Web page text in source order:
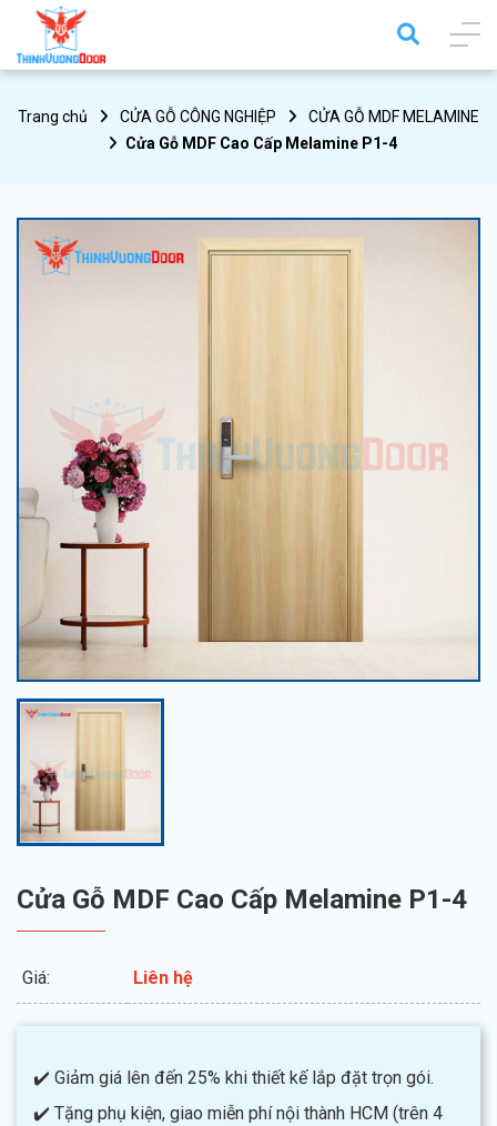
Trang chủ CỬA GỖ CÔNG NGHIỆP
CỬA GỖ MDF MELAMINE
Cửa Gỗ MDF Cao Cấp Melamine P1-4
Cửa Gỗ MDF Cao Cấp Melamine P1-4
Giá: Liên hệ
✔️ Giảm giá lên đến 25% khi thiết kế lắp đặt trọn gói.
✔️ Tặng phụ kiện, giao miễn phí nội thành HCM (trên 4